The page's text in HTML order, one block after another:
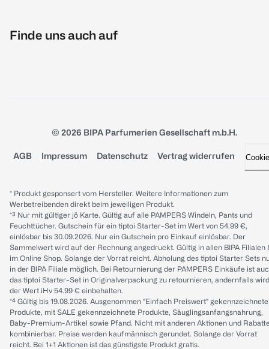
Finde uns auch auf
© 2026 BIPA Parfumerien Gesellschaft m.b.H.
AGB Impressum Datenschutz Vertrag widerrufen
* Produkt gesponsert vom Hersteller. Weitere Informationen zum
Werbetreibenden direkt beim jeweiligen Produkt.
*³ Nur mit gültiger jö Karte. Gültig auf alle PAMPERS Windeln, Pants und
Feuchttücher. Gutschein für ein tiptoi Starter-Set im Wert von 54.99 €,
einlösbar bis 30.09.2026. Nur ein Gutschein pro Einkauf einlösbar. Der
Sammelwert wird auf der Rechnung angedruckt. Gültig in allen BIPA Filialen
im Online Shop. Solange der Vorrat reicht. Abholung des tiptoi Starter Sets
in der BIPA Filiale möglich. Bei Retournierung der PAMPERS Einkäufe ist
das tiptoi Starter-Set in Originalverpackung zu retournieren, andernfalls wird
der Wert iHv 54.99 € einbehalten.
*⁴ Gültig bis 19.08.2026. Ausgenommen "Einfach Preiswert" gekennzeichnete
Produkte, mit SALE gekennzeichnete Produkte, Säuglingsanfangsnahrung,
Baby-Premium-Artikel sowie Pfand. Nicht mit anderen Aktionen und
kombinierbar. Preise werden kaufmännisch gerundet. Solange der Vorrat
reicht. Bei 1+1 Aktionen ist das günstigste Produkt gratis.